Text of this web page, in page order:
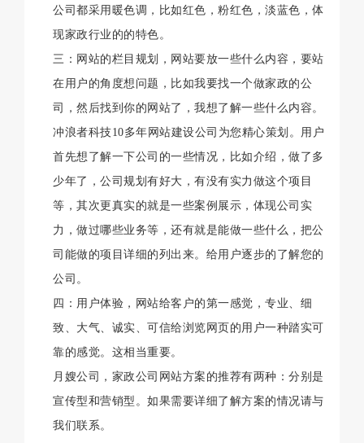
公司都采用暖色调，比如红色，粉红色，淡蓝色，体
现家政行业的的特色。
三：网站的栏目规划，网站要放一些什么内容，要站
在用户的角度想问题，比如我要找一个做家政的公
司，然后找到你的网站了，我想了解一些什么内容。
冲浪者科技10多年网站建设公司为您精心策划。用户
首先想了解一下公司的一些情况，比如介绍，做了多
少年了，公司规划有好大，有没有实力做这个项目
等，其次更真实的就是一些案例展示，体现公司实
力，做过哪些业务等，还有就是能做一些什么，把公
司能做的项目详细的列出来。给用户逐步的了解您的
公司。
四：用户体验，网站给客户的第一感觉，专业、细
致、大气、诚实、可信给浏览网页的用户一种踏实可
靠的感觉。这相当重要。
月嫂公司，家政公司网站方案的推荐有两种：分别是
宣传型和营销型。如果需要详细了解方案的情况请与
我们联系。